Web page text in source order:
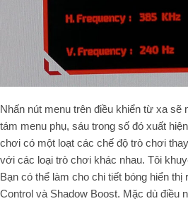
Nhấn nút menu trên điều khiển từ xa
tám menu phụ, sáu trong số đó xuất
chơi có một loạt các chế độ trò chơi
với các loại trò chơi khác nhau. Tôi
Bạn có thể làm cho chi tiết bóng hiển thị
Control và Shadow Boost. Mặc dù điều